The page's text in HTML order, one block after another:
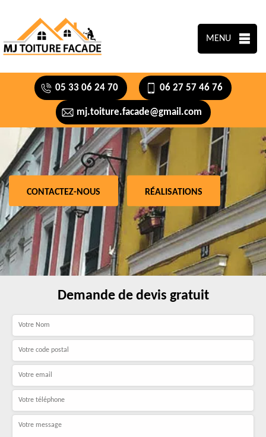
MENU
05 33 06 24 70 06 27 57 46 76
mj.toiture.facade@gmail.com
CONTACTEZ-NOUS RÉALISATIONS
Demande de devis gratuit